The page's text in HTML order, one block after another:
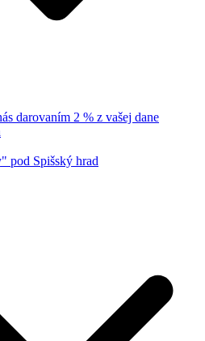
darovaním 2 % z vašej dane
pod Spišský hrad